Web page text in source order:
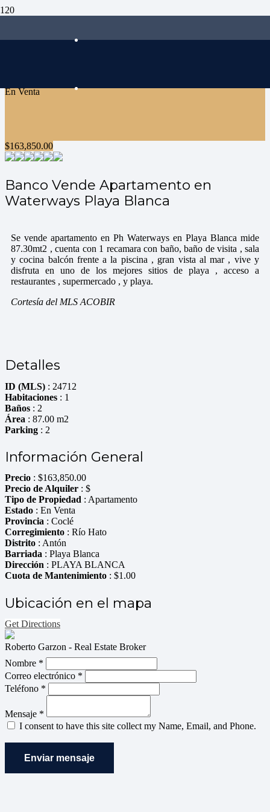
En Venta
$163,850.00
Banco Vende Apartamento en
Waterways Playa Blanca
Se vende apartamento en Ph Waterways en Playa Blanca mide
87.30mt2 , cuenta con 1 recamara con baño, baño de visita , sala
y cocina balcón frente a la piscina , gran vista al mar , vive y
disfruta en uno de los mejores sitios de playa , acceso a
restaurantes , supermercado , y playa.
Cortesía del MLS ACOBIR
Detalles
ID (MLS) : 24712
Habitaciones : 1
Baños : 2
Área : 87.00 m2
Parking : 2
Información General
Precio : $163,850.00
Precio de Alquiler : $
Tipo de Propiedad : Apartamento
Estado : En Venta
Provincia : Coclé
Corregimiento : Río Hato
Distrito : Antón
Barriada : Playa Blanca
Dirección : PLAYA BLANCA
Cuota de Mantenimiento : $1.00
Ubicación en el mapa
Get Directions
Roberto Garzon - Real Estate Broker
Nombre *
Correo electrónico *
Teléfono *
Mensaje *
I consent to have this site collect my Name, Email, and Phone.
Enviar mensaje